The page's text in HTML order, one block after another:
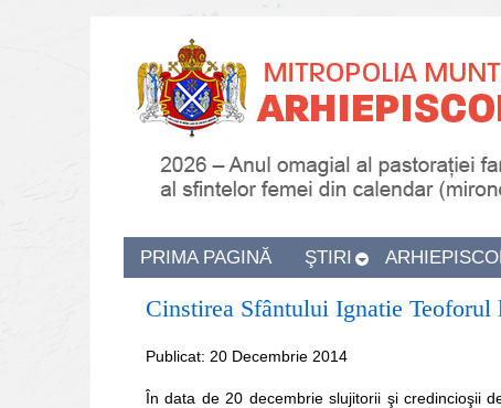
PRIMA PAGINĂ ŞTIRI
Cinstirea Sfântului Ignatie Teoforul
Publicat: 20 Decembrie 2014
În data de 20 decembrie slujitorii şi credincioşii